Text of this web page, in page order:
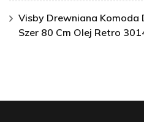
Visby Drewniana Komoda
Szer 80 Cm Olej Retro